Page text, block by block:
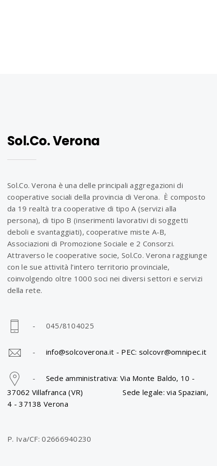
Sol.Co. Verona
Sol.Co. Verona è una delle principali aggregazioni di
cooperative sociali della provincia di Verona. È composto
da 19 realtà tra cooperative di tipo A (servizi alla
persona), di tipo B (inserimenti lavorativi di soggetti
deboli e svantaggiati), cooperative miste A-B,
Associazioni di Promozione Sociale e 2 Consorzi.
Attraverso le cooperative socie, Sol.Co. Verona raggiunge
con le sue attività l’intero territorio provinciale,
coinvolgendo oltre 1000 soci nei diversi settori e servizi
della rete.
- 045/8104025
- info@solcoverona.it - PEC: solcovr@omnipec.it
- Sede amministrativa: Via Monte Baldo, 10 -
37062 Villafranca (VR) Sede legale: via Spaziani,
4 - 37138 Verona
P. Iva/CF: 02666940230